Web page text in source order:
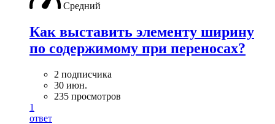
Средний
Как выставить элементу ширину
по содержимому при переносах?
2 подписчика
30 июн.
235 просмотров
1
ответ